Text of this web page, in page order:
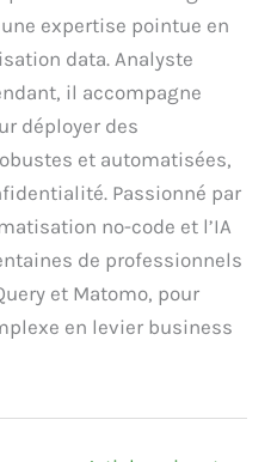
expertise pointue en
data. Analyste
il accompagne
déployer des
et automatisées,
Passionné par
no-code et l’IA
de professionnels
et Matomo, pour
en levier business